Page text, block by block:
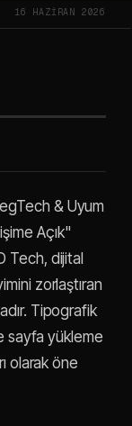
16 HAZIRAN 2026
& Uyum
Açık"
Tech, dijital
zorlaştıran
Tipografik
sayfa yükleme
olarak öne